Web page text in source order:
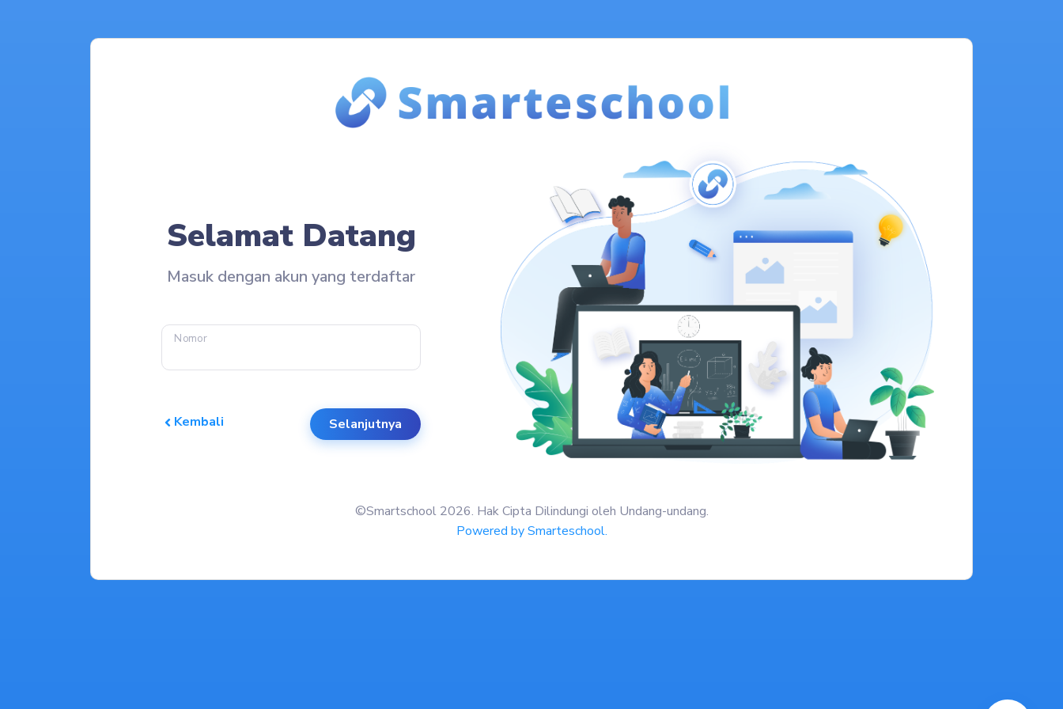
Selamat Datang
Masuk dengan akun yang terdaftar
Nomor
Kembali Selanjutnya
©Smartschool 2026. Hak Cipta Dilindungi oleh Undang-undang.
Powered by Smarteschool.